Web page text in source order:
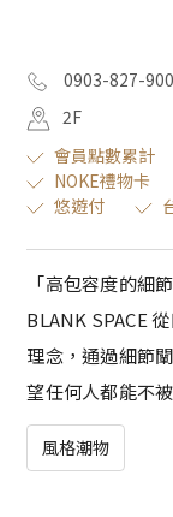
0903-827-900
2F
會員點數累計
NOKE禮物卡
悠遊付
「高包容度的細
BLANK SPACE
理念，通過細節
望任何人都能不
風格潮物